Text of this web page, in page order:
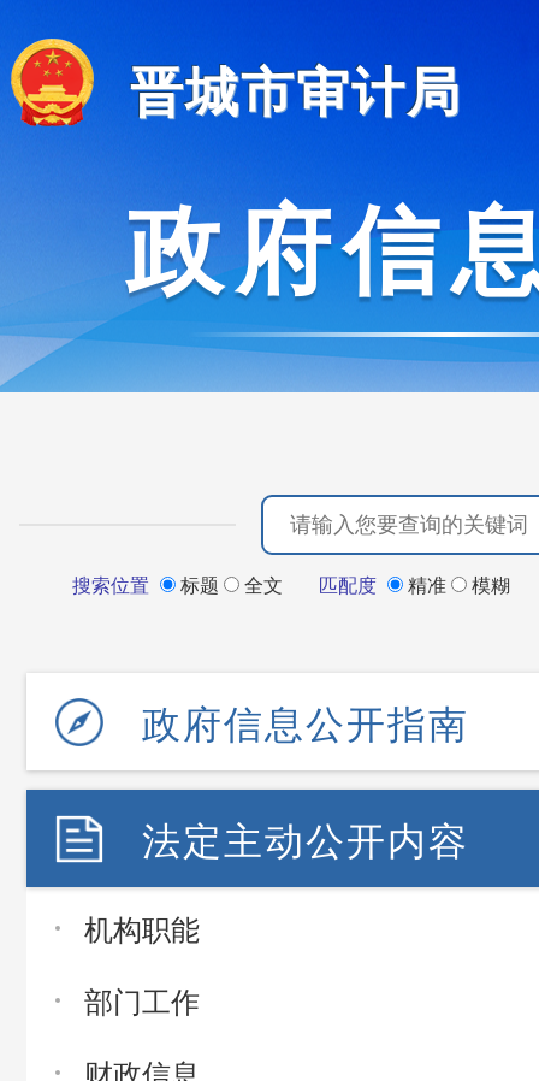
晋城市审计局
政府信
搜索位置 标题 全文 匹配度 精准 模糊
政府信息公开指南
法定主动公开内容
机构职能
部门工作
财政信息